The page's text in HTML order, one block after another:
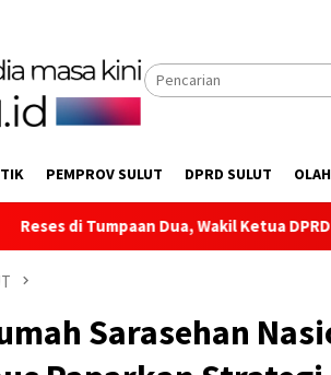
PEMPROV SULUT DPRD SULUT
Wakil Ketua DPRD Sulut Stela
Sarasehan